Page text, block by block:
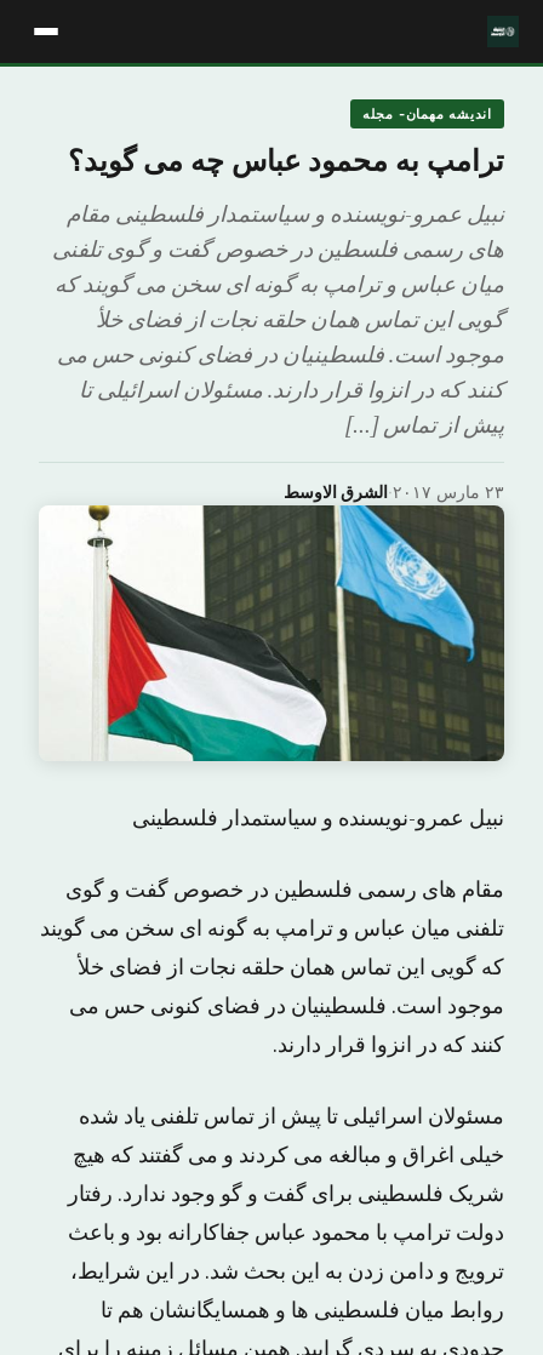
اندیشه مهمان- مجله
ترامپ به محمود عباس چه می گوید؟
نبیل عمرو-نویسنده و سیاستمدار فلسطینی مقام
های رسمی فلسطین در خصوص گفت و گوی تلفنی
میان عباس و ترامپ به گونه ای سخن می گویند که
گویی این تماس همان حلقه نجات از فضای خلأ
موجود است. فلسطینیان در فضای کنونی حس می
کنند که در انزوا قرار دارند. مسئولان اسرائیلی تا
پیش از تماس […]
الشرق الاوسط· ۲۳ مارس ۲۰۱۷
نبیل عمرو-نویسنده و سیاستمدار فلسطینی
مقام های رسمی فلسطین در خصوص گفت و گوی
تلفنی میان عباس و ترامپ به گونه ای سخن می گویند
که گویی این تماس همان حلقه نجات از فضای خلأ
موجود است. فلسطینیان در فضای کنونی حس می
کنند که در انزوا قرار دارند.
مسئولان اسرائیلی تا پیش از تماس تلفنی یاد شده
خیلی اغراق و مبالغه می کردند و می گفتند که هیچ
شریک فلسطینی برای گفت و گو وجود ندارد. رفتار
دولت ترامپ با محمود عباس جفاکارانه بود و باعث
ترویج و دامن زدن به این بحث شد. در این شرایط،
روابط میان فلسطینی ها و همسایگانشان هم تا
حدودی به سردی گرایید. همین مسائل زمینه را برای